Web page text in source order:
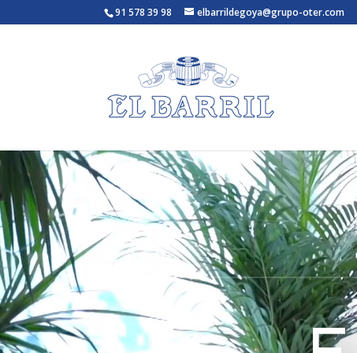
91 578 39 98 elbarrildegoya@grupo-oter.com
Reproductor
vídeo